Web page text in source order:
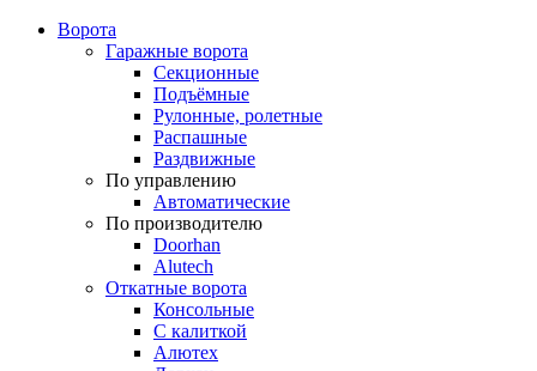
Ворота
Гаражные ворота
Секционные
Подъёмные
Рулонные, ролетные
Распашные
Раздвижные
По управлению
Автоматические
По производителю
Doorhan
Alutech
Откатные ворота
Консольные
С калиткой
Алютех